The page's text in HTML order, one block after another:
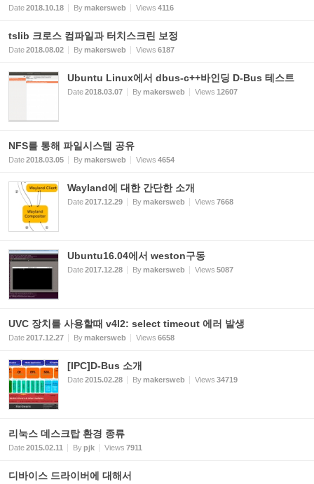
Date2018.10.18 Bymakersweb Views 4116
tslib 크로스 컴파일과 터치스크린 보정
Date2018.08.02 Bymakersweb Views 6187
Ubuntu Linux에서 dbus-c++바인딩 D-Bus 테스트
Date2018.03.07 Bymakersweb Views 12607
NFS를 통해 파일시스템 공유
Date2018.03.05 Bymakersweb Views 4654
Wayland에 대한 간단한 소개
Date2017.12.29 Bymakersweb Views 7668
Ubuntu16.04에서 weston구동
Date2017.12.28 Bymakersweb Views 5087
UVC 장치를 사용할때 v4l2: select timeout 에러 발생
Date2017.12.27 Bymakersweb Views 6658
[IPC]D-Bus 소개
Date2015.02.28 Bymakersweb Views 34719
리눅스 데스크탑 환경 종류
Date2015.02.11 Bypjk Views 7911
디바이스 드라이버에 대해서